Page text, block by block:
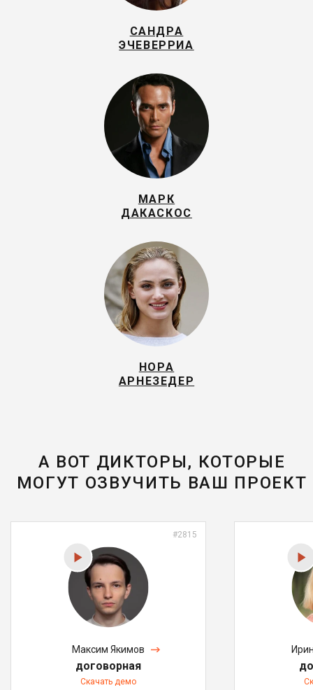
САНДРА
ЭЧЕВЕРРИА
МАРК
ДАКАСКОС
НОРА
АРНЕЗЕДЕР
А ВОТ ДИКТОРЫ, КОТОРЫЕ
МОГУТ ОЗВУЧИТЬ ВАШ ПРОЕКТ
#2815
Максим Якимов
договорная
Скачать демо